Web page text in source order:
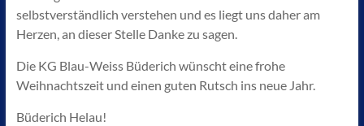
selbstverständlich verstehen und es liegt uns daher am
Herzen, an dieser Stelle Danke zu sagen.
Die KG Blau-Weiss Büderich wünscht eine frohe
Weihnachtszeit und einen guten Rutsch ins neue Jahr.
Büderich Helau!